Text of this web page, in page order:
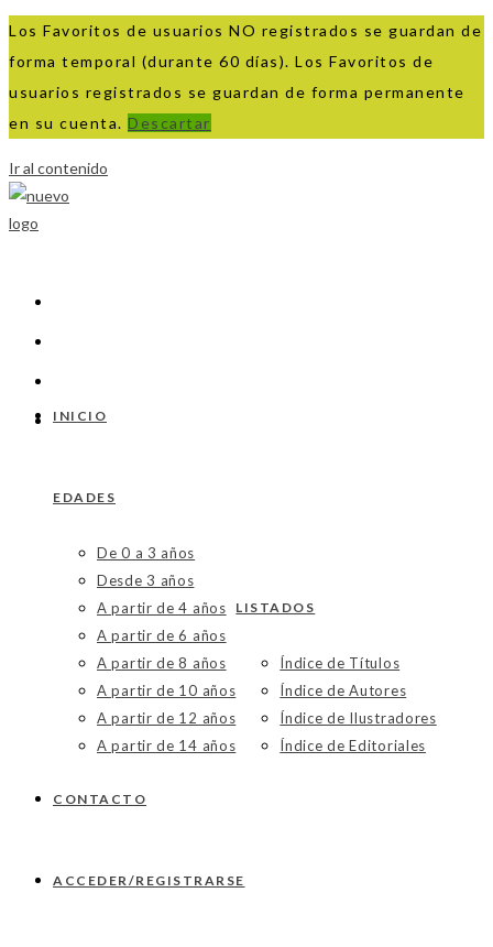
Los Favoritos de usuarios NO registrados se guardan de
forma temporal (durante 60 días). Los Favoritos de
usuarios registrados se guardan de forma permanente
en su cuenta. Descartar
Ir al contenido
INICIO
EDADES
De 0 a 3 años
Desde 3 años
A partir de 4 años
A partir de 6 años
A partir de 8 años
A partir de 10 años
A partir de 12 años
A partir de 14 años
LISTADOS
Índice de Títulos
Índice de Autores
Índice de Ilustradores
Índice de Editoriales
CONTACTO
ACCEDER/REGISTRARSE